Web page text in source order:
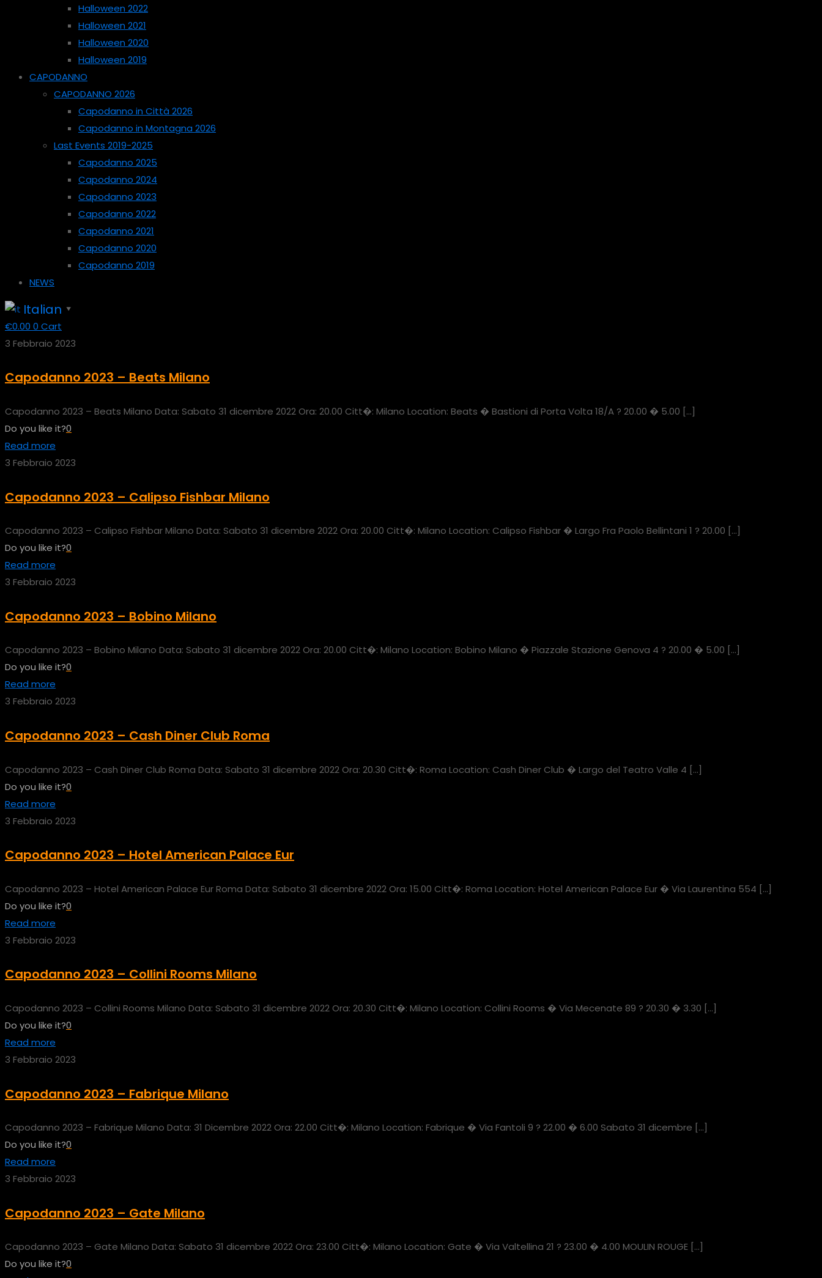
Halloween 2022
Halloween 2021
Halloween 2020
Halloween 2019
CAPODANNO
CAPODANNO 2026
Capodanno in Città 2026
Capodanno in Montagna 2026
Last Events 2019-2025
Capodanno 2025
Capodanno 2024
Capodanno 2023
Capodanno 2022
Capodanno 2021
Capodanno 2020
Capodanno 2019
NEWS
Italian ▼
€0.00 0 Cart
3 Febbraio 2023
Capodanno 2023 – Beats Milano
Capodanno 2023 – Beats Milano Data: Sabato 31 dicembre 2022 Ora: 20.00 Citt�: Milano Location: Beats � Bastioni di Porta Volta 18/A ? 20.00 � 5.00 […]
Do you like it?0
Read more
3 Febbraio 2023
Capodanno 2023 – Calipso Fishbar Milano
Capodanno 2023 – Calipso Fishbar Milano Data: Sabato 31 dicembre 2022 Ora: 20.00 Citt�: Milano Location: Calipso Fishbar � Largo Fra Paolo Bellintani 1 ? 20.00 […]
Do you like it?0
Read more
3 Febbraio 2023
Capodanno 2023 – Bobino Milano
Capodanno 2023 – Bobino Milano Data: Sabato 31 dicembre 2022 Ora: 20.00 Citt�: Milano Location: Bobino Milano � Piazzale Stazione Genova 4 ? 20.00 � 5.00 […]
Do you like it?0
Read more
3 Febbraio 2023
Capodanno 2023 – Cash Diner Club Roma
Capodanno 2023 – Cash Diner Club Roma Data: Sabato 31 dicembre 2022 Ora: 20.30 Citt�: Roma Location: Cash Diner Club � Largo del Teatro Valle 4 […]
Do you like it?0
Read more
3 Febbraio 2023
Capodanno 2023 – Hotel American Palace Eur
Capodanno 2023 – Hotel American Palace Eur Roma Data: Sabato 31 dicembre 2022 Ora: 15.00 Citt�: Roma Location: Hotel American Palace Eur � Via Laurentina 554 […]
Do you like it?0
Read more
3 Febbraio 2023
Capodanno 2023 – Collini Rooms Milano
Capodanno 2023 – Collini Rooms Milano Data: Sabato 31 dicembre 2022 Ora: 20.30 Citt�: Milano Location: Collini Rooms � Via Mecenate 89 ? 20.30 � 3.30 […]
Do you like it?0
Read more
3 Febbraio 2023
Capodanno 2023 – Fabrique Milano
Capodanno 2023 – Fabrique Milano Data: 31 Dicembre 2022 Ora: 22.00 Citt�: Milano Location: Fabrique � Via Fantoli 9 ? 22.00 � 6.00 Sabato 31 dicembre […]
Do you like it?0
Read more
3 Febbraio 2023
Capodanno 2023 – Gate Milano
Capodanno 2023 – Gate Milano Data: Sabato 31 dicembre 2022 Ora: 23.00 Citt�: Milano Location: Gate � Via Valtellina 21 ? 23.00 � 4.00 MOULIN ROUGE […]
Do you like it?0